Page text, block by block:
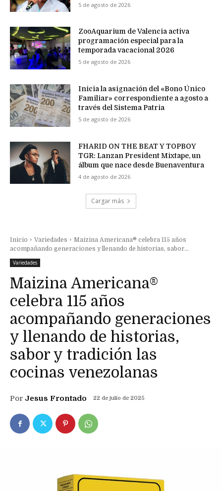
5 de agosto de 2026
ZooAquarium de Valencia activa
programación especial para la
temporada vacacional 2026
5 de agosto de 2026
Inicia la asignación del «Bono Único
Familiar» correspondiente a agosto a
través del Sistema Patria
5 de agosto de 2026
FHARID ON THE BEAT Y TOPBOY
TGR: Lanzan President Mixtape, un
álbum que nace desde Buenaventura
4 de agosto de 2026
Cargar más